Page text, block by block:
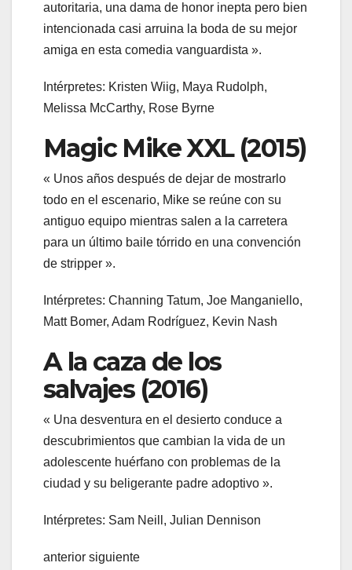
autoritaria, una dama de honor inepta pero bien
intencionada casi arruina la boda de su mejor
amiga en esta comedia vanguardista ».
Intérpretes: Kristen Wiig, Maya Rudolph,
Melissa McCarthy, Rose Byrne
Magic Mike XXL (2015)
« Unos años después de dejar de mostrarlo
todo en el escenario, Mike se reúne con su
antiguo equipo mientras salen a la carretera
para un último baile tórrido en una convención
de stripper ».
Intérpretes: Channing Tatum, Joe Manganiello,
Matt Bomer, Adam Rodríguez, Kevin Nash
A la caza de los
salvajes (2016)
« Una desventura en el desierto conduce a
descubrimientos que cambian la vida de un
adolescente huérfano con problemas de la
ciudad y su beligerante padre adoptivo ».
Intérpretes: Sam Neill, Julian Dennison
anterior siguiente